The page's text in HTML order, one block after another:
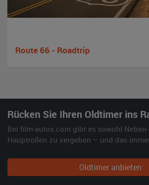
Route 66 - Roadtrip
Rücken Sie Ihren Oldtimer ins
Bei film-autos.com gibt es sowohl
Hauptrollen zu vergeben – und das
Oldtimer anbieten